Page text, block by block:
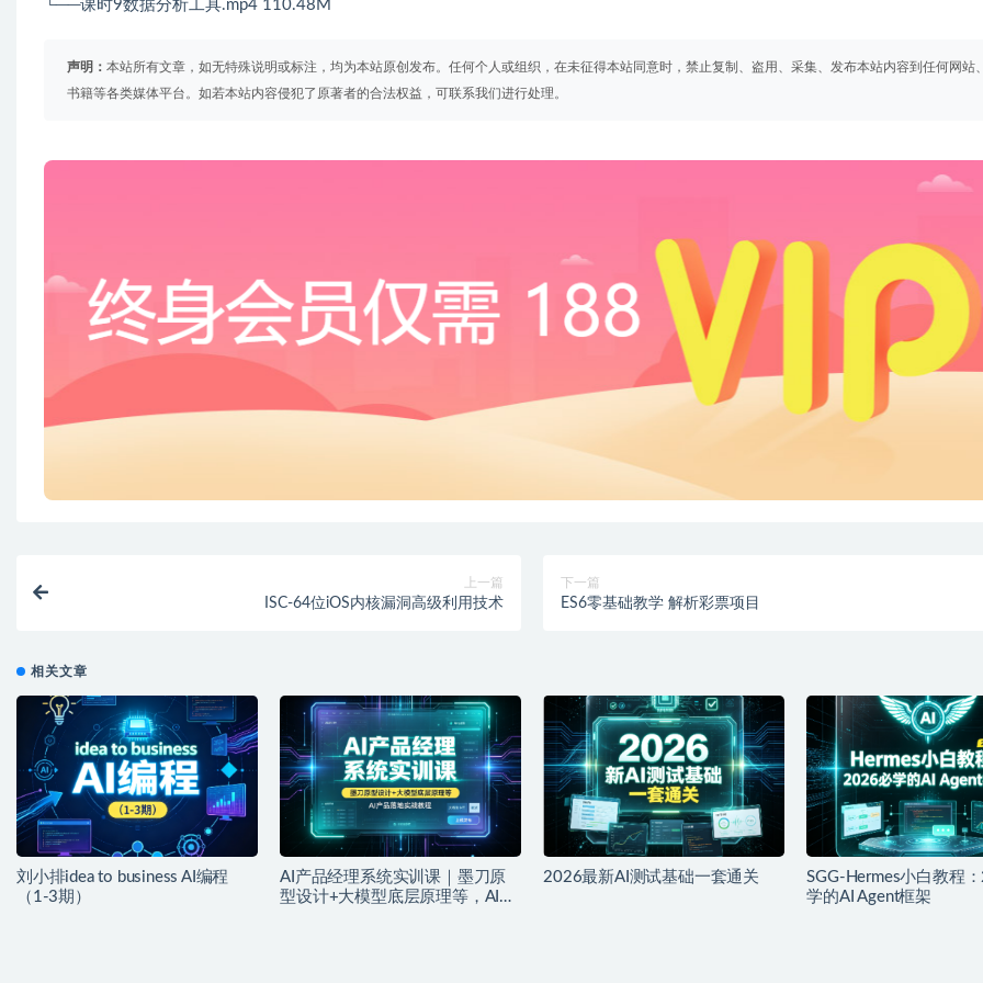
└──课时9数据分析工具.mp4 110.48M
声明： 本站所有文章，如无特殊说明或标注，均为本站原创发布。任何个人或组织，在未征得本站同意时，禁止复制、盗用、采集、发布本站内容到任何网站
书籍等各类媒体平台。如若本站内容侵犯了原著者的合法权益，可联系我们进行处理。
上一篇
ISC-64位iOS内核漏洞高级利用技术
下一篇
ES6零基础教学 解析彩票项目
相关文章
刘小排idea to business AI编程
（1-3期）
AI产品经理系统实训课｜墨刀原
型设计+大模型底层原理等，AI产
2026最新AI测试基础一套通关
SGG-Hermes小白教程
学的AI Agent框架